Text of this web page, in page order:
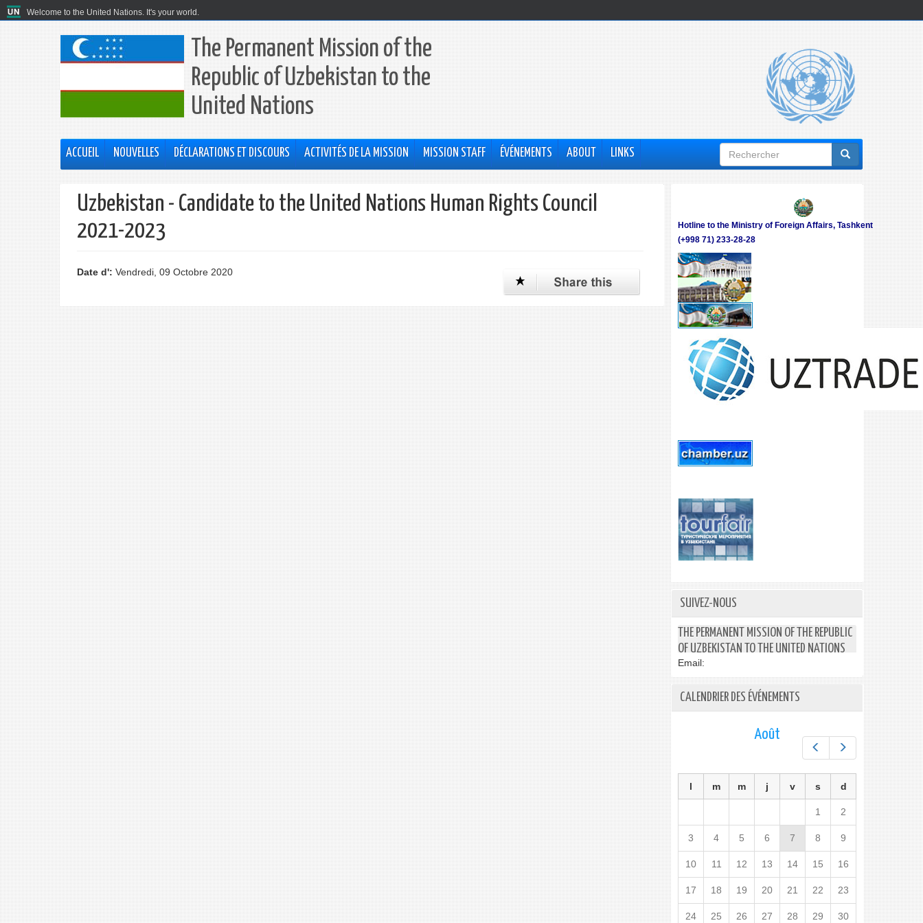
Welcome to the United Nations. It's your world.
The Permanent Mission of the
Republic of Uzbekistan to the
United Nations
ACCUEIL NOUVELLES DÉCLARATIONS ET DISCOURS ACTIVITÉS DE LA MISSION MISSION STAFF ÉVÉNEMENTS ABOUT LINKS
Formulaire
de
Uzbekistan - Candidate to the United Nations Human Rights Council
2021-2023
Date d': Vendredi, 09 Octobre 2020
Hotline to the Ministry of Foreign Affairs, Tashkent
(+998 71) 233-28-28
SUIVEZ-NOUS
THE PERMANENT MISSION OF THE REPUBLIC
OF UZBEKISTAN TO THE UNITED NATIONS
Email:
CALENDRIER DES ÉVÉNEMENTS
Préc. Suiv.
Août
l m m j v s d
1 2
3 4 5 6 7 8 9
10 11 12 13 14 15 16
17 18 19 20 21 22 23
24 25 26 27 28 29 30